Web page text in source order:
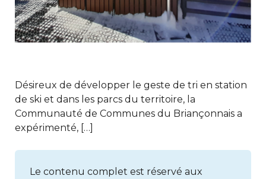
Désireux de développer le geste de tri en station
de ski et dans les parcs du territoire, la
Communauté de Communes du Briançonnais a
expérimenté, […]
Le contenu complet est réservé aux